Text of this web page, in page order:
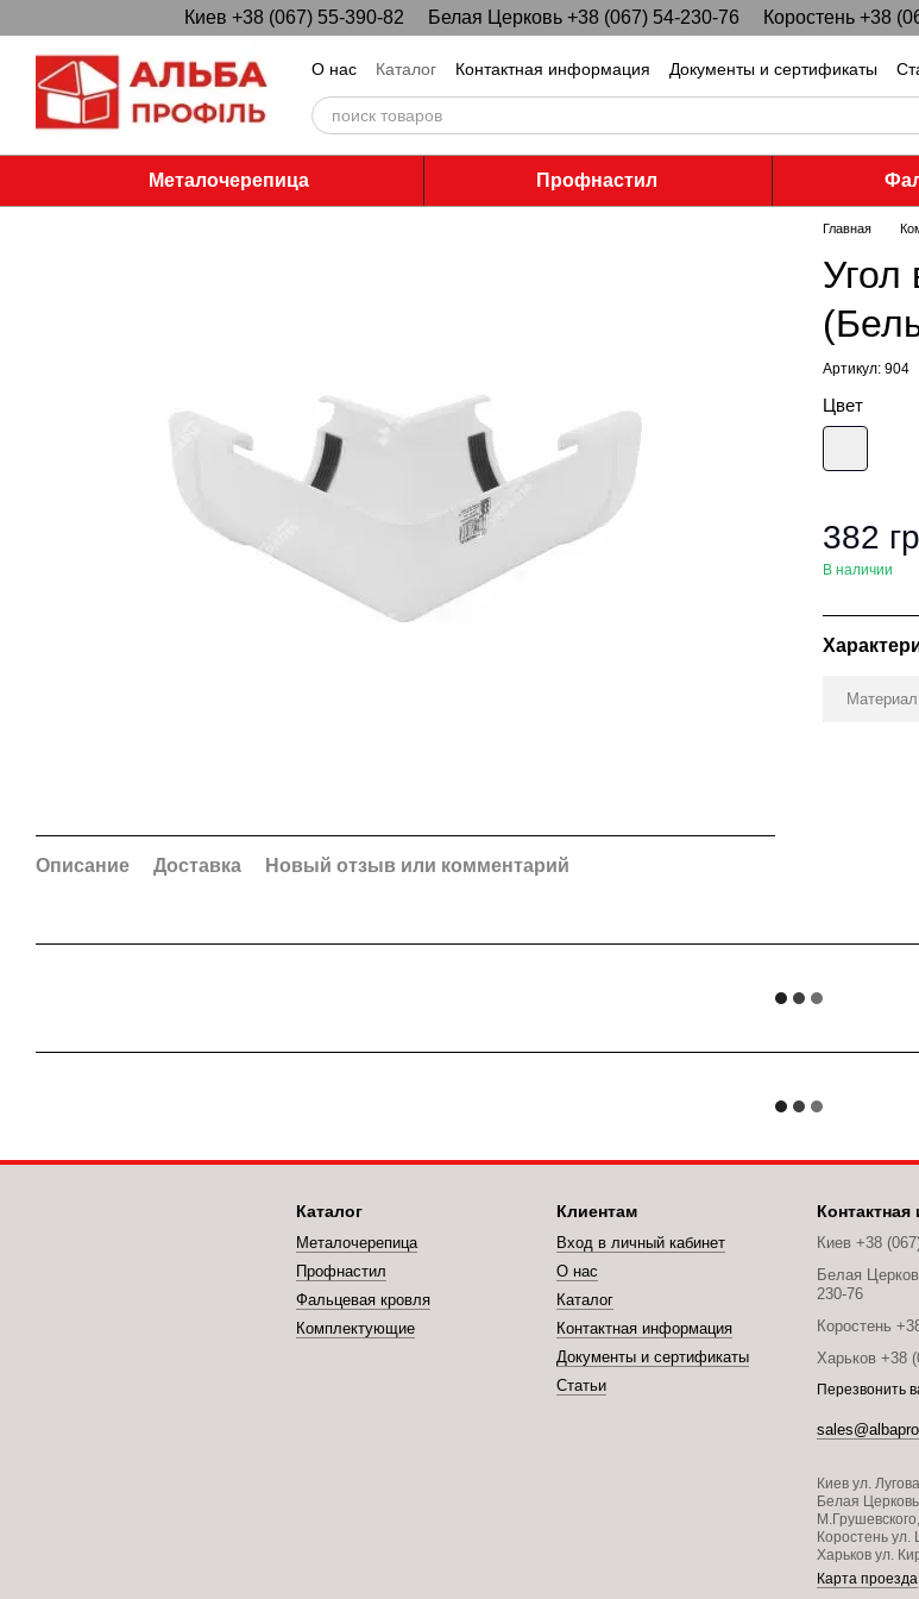
Перейти к основному контентуКиев +38 (067) 55-390-82 Белая Церковь +38 (067) 54-230-76 Коростень +38
О нас Каталог Контактная информация Документы и сертификаты
Металочерепица Профнастил
Описание Доставка Новый отзыв или комментарий
Главная
Угол
Артикул: 904
Цвет
382
В наличии
Материал
Каталог
Металочерепица
Профнастил
Фальцевая кровля
Комплектующие
Клиентам
Вход в личный кабинет
О нас
Каталог
Контактная информация
Документы и сертификаты
Статьи
Киев +38
Белая
230-76
Коростень
Харьков +38
Перезвонить
Киев ул.
Белая
Коростень ул.
Харьков ул.
Карта проезда